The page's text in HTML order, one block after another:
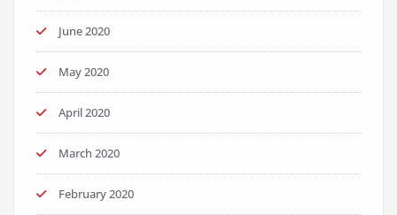
June 2020
May 2020
April 2020
March 2020
February 2020